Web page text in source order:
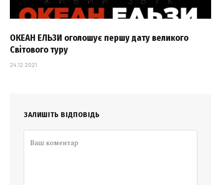
ОКЕАН ЕЛЬЗИ оголошує першу дату великого
Світового туру
24.12.2021
ЗАЛИШІТЬ ВІДПОВІДЬ